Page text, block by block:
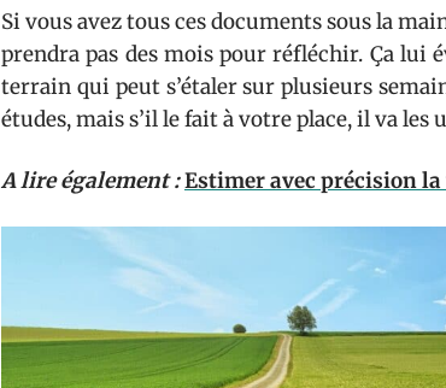
Si vous avez tous ces documents sous la
prendra pas des mois pour réfléchir. Ça lui
terrain qui peut s’étaler sur plusieurs
études, mais s’il le fait à votre place, il va les
A lire également :Estimer avec précision